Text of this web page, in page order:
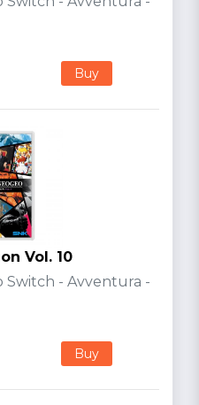
Buy
Vol. 10
Switch - Avventura -
Buy